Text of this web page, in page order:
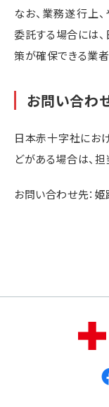
なお、業務遂行上
委託する場合には
策が確保できる業
お問い合わ
日本赤十字社にお
どがある場合は、
お問い合わせ先：